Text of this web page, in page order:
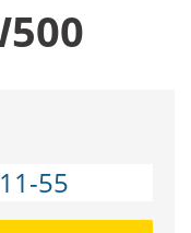
55